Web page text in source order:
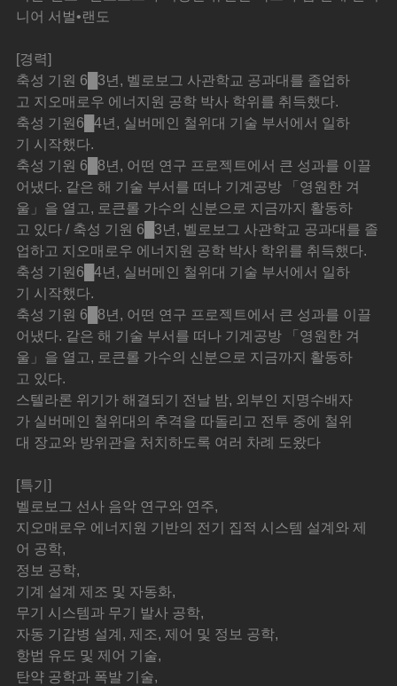
니어 서벌•랜도
[경력]
축성 기원 6█3년, 벨로보그 사관학교 공과대를 졸업하
고 지오매로우 에너지원 공학 박사 학위를 취득했다.
축성 기원6█4년, 실버메인 철위대 기술 부서에서 일하
기 시작했다.
축성 기원 6█8년, 어떤 연구 프로젝트에서 큰 성과를 이끌
어냈다. 같은 해 기술 부서를 떠나 기계공방 「영원한 겨
울」을 열고, 로큰롤 가수의 신분으로 지금까지 활동하
고 있다 / 축성 기원 6█3년, 벨로보그 사관학교 공과대를 졸
업하고 지오매로우 에너지원 공학 박사 학위를 취득했다.
축성 기원6█4년, 실버메인 철위대 기술 부서에서 일하
기 시작했다.
축성 기원 6█8년, 어떤 연구 프로젝트에서 큰 성과를 이끌
어냈다. 같은 해 기술 부서를 떠나 기계공방 「영원한 겨
울」을 열고, 로큰롤 가수의 신분으로 지금까지 활동하
고 있다.
스텔라론 위기가 해결되기 전날 밤, 외부인 지명수배자
가 실버메인 철위대의 추격을 따돌리고 전투 중에 철위
대 장교와 방위관을 처치하도록 여러 차례 도왔다
[특기]
벨로보그 선사 음악 연구와 연주,
지오매로우 에너지원 기반의 전기 집적 시스템 설계와 제
어 공학,
정보 공학,
기계 설계 제조 및 자동화,
무기 시스템과 무기 발사 공학,
자동 기갑병 설계, 제조, 제어 및 정보 공학,
항법 유도 및 제어 기술,
탄약 공학과 폭발 기술,